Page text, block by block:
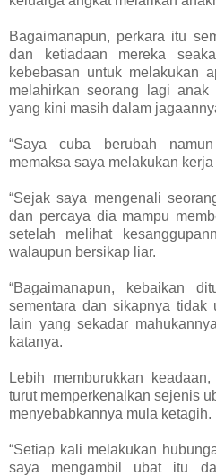
Bagaimanapun, perkara itu
dan ketiadaan mereka
kebebasan untuk melakukan
melahirkan seorang lagi
yang kini masih dalam
“Saya cuba berubah
memaksa saya melakukan
“Sejak saya mengenali
dan percaya dia mampu
setelah melihat
walaupun bersikap liar.
“Bagaimanapun, kebaikan
sementara dan sikapnya tidak
lain yang sekadar
katanya.
Lebih memburukkan
turut memperkenalkan sejenis
menyebabkannya mula ketagih.
“Setiap kali melakukan
saya mengambil ubat itu